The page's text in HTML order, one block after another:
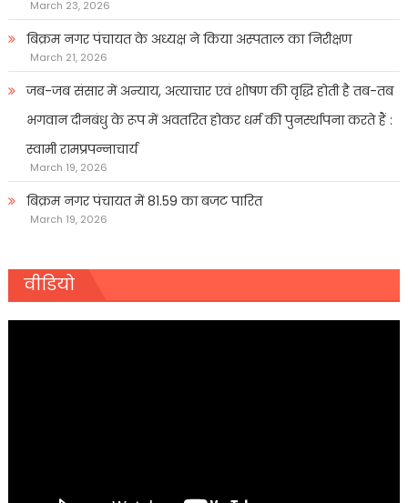
March 23, 2026
बिक्रम नगर पंचायत के अध्यक्ष ने किया अस्पताल का निरीक्षण
March 21, 2026
जब-जब संसार में अन्याय, अत्याचार एवं शोषण की वृद्धि होती है तब-तब
भगवान दीनबंधु के रूप में अवतरित होकर धर्म की पुनर्स्थापना करते हैं :
स्वामी रामप्रपन्नाचार्य
March 19, 2026
बिक्रम नगर पंचायत में 81.59 का बजट पारित
March 19, 2026
वीडियो